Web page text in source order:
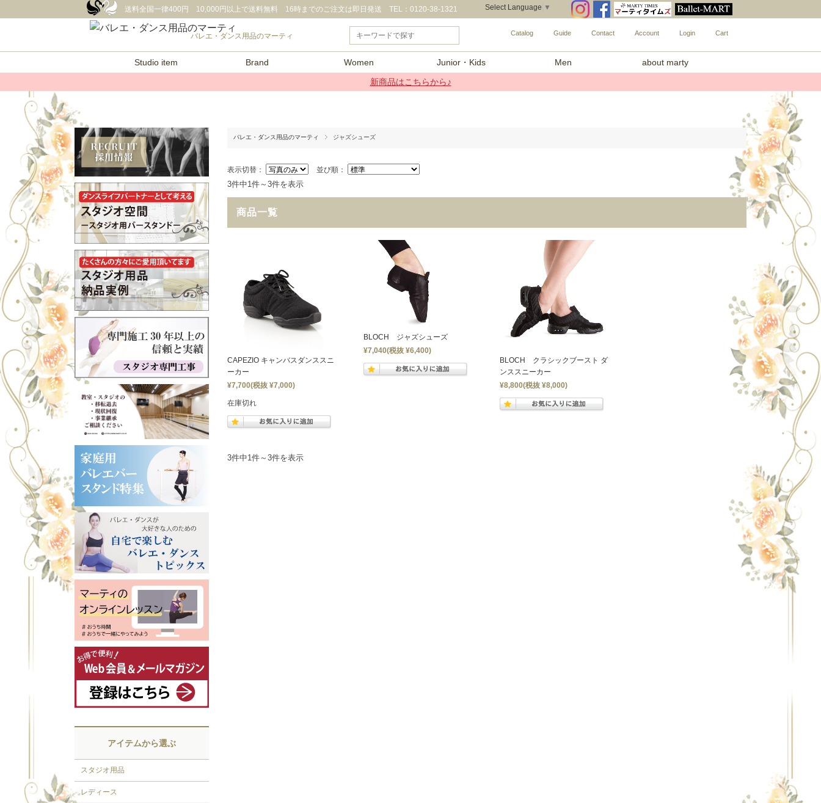
送料全国一律400円 10,000円以上で送料無料 16時までのご注文は即日発送 TEL：0120-38-1321 Select Language ▼
バレエ・ダンス用品のマーティ Catalog Guide Contact Account Login Cart
Studio item Brand Women Junior・Kids Men
about marty
新商品はこちらから♪
バレエ・ダンス用品のマーティ ジャズシューズ
表示切替： 並び順：
3件中1件～3件を表示
商品一覧
CAPEZIO キャンバスダンススニ
ーカー
¥7,700(税抜 ¥7,000)
在庫切れ
BLOCH ジャズシューズ
¥7,040(税抜 ¥6,400)
BLOCH クラシックブースト ダ
ンススニーカー
¥8,800(税抜 ¥8,000)
3件中1件～3件を表示
アイテムから選ぶ
スタジオ用品
レディース